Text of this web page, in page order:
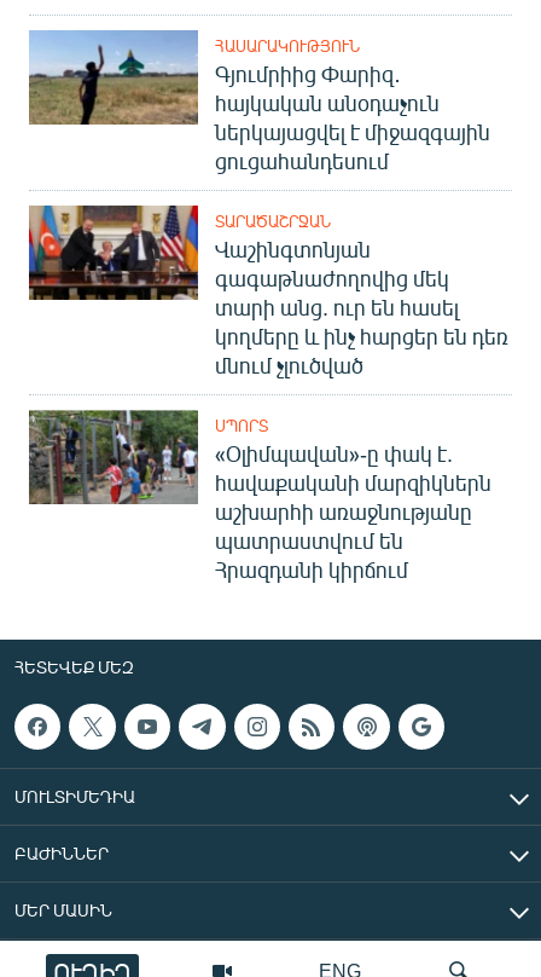
ENG
ՈՒՂԻՂ
ՀԱՍԱՐԱԿՈՒԹՅՈՒՆ
Գյումրիից Փարիզ․
հայկական անօդաչուն
ներկայացվել է միջազգային
ցուցահանդեսում
ՏԱՐԱԾԱՇՐՋԱՆ
Վաշինգտոնյան
գագաթնաժողովից մեկ
տարի անց. ուր են հասել
կողմերը և ինչ հարցեր են դեռ
մնում չլուծված
ՍՊՈՐՏ
«Օլիմպավան»-ը փակ է.
հավաքականի մարզիկներն
աշխարհի առաջնությանը
պատրաստվում են
Հրազդանի կիրճում
ՀԵՏԵՎԵՔ ՄԵԶ
ՄՈՒԼՏԻՄԵԴԻԱ
ԲԱԺԻՆՆԵՐ
ՄԵՐ ՄԱՍԻՆ
«Ազատ Եվրոպա/Ազատություն» ռադիոկայան © 2026